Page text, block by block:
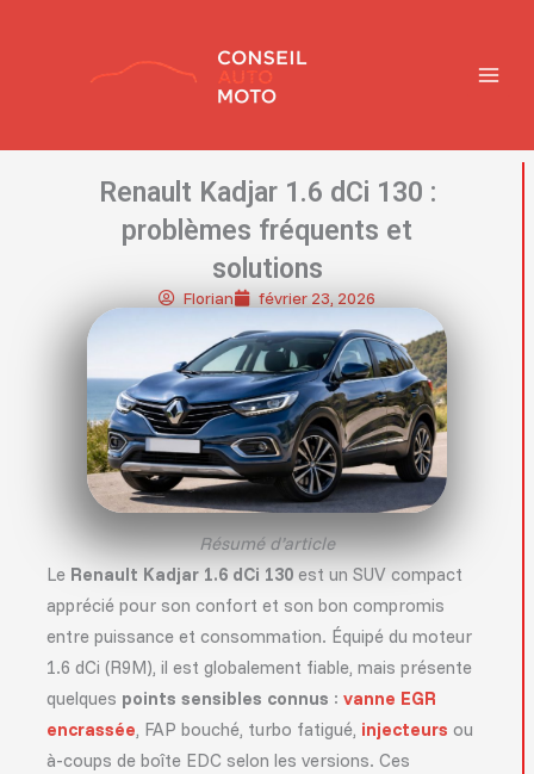
Renault Kadjar 1.6 dCi 130 :
problèmes fréquents et
solutions
Florian février 23, 2026
Résumé d’article
Le Renault Kadjar 1.6 dCi 130 est un SUV compact
apprécié pour son confort et son bon compromis
entre puissance et consommation. Équipé du moteur
1.6 dCi (R9M), il est globalement fiable, mais présente
quelques points sensibles connus :vanne EGR
encrassée, FAP bouché, turbo fatigué, injecteursou
à-coups de boîte EDC selon les versions. Ces